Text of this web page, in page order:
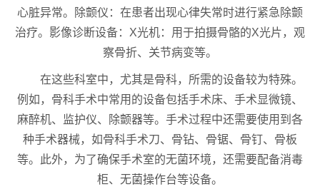
心脏异常。除颤仪：在患者出现心律失常时进行紧急除颤
治疗。影像诊断设备：X光机：用于拍摄骨骼的X光片，观
察骨折、关节病变等。
在这些科室中，尤其是骨科，所需的设备较为特殊。
例如，骨科手术中常用的设备包括手术床、手术显微镜、
麻醉机、监护仪、除颤器等。手术过程中还需要使用到各
种手术器械，如骨科手术刀、骨钻、骨锯、骨钉、骨板
等。此外，为了确保手术室的无菌环境，还需要配备消毒
柜、无菌操作台等设备。